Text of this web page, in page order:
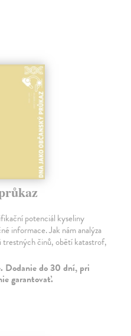
potenciál kyseliny
informace. Jak nám analýza
trestných činů, obětí katastrof,
Dodanie do 30 dní, pri
garantovať.